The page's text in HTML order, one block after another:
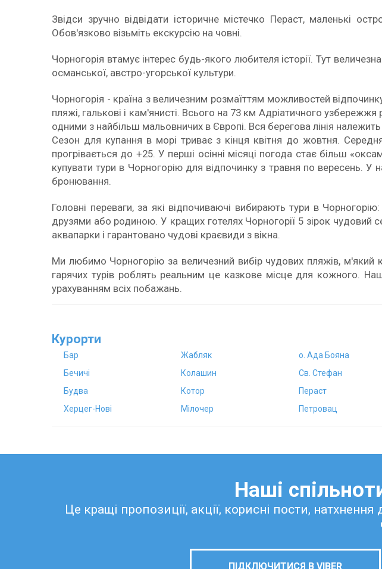
Звідси зручно відвідати історичне містечко Пераст, маленькі
Обов'язково візьміть екскурсію на човні.
Чорногорія втамує інтерес будь-якого любителя історії. Тут
османської, австро-угорської культури.
Чорногорія - країна з величезним розмаїттям можливостей
пляжі, галькові і кам'янисті. Всього на 73 км Адріатичного
одними з найбільш мальовничих в Європі. Вся берегова лінія
Сезон для купання в морі триває з кінця квітня до жовтня.
прогрівається до +25. У перші осінні місяці погода стає більш
купувати тури в Чорногорію для відпочинку з травня по вересень.
бронювання.
Головні переваги, за які відпочиваючі вибирають тури в
друзями або родиною. У кращих готелях Чорногорії 5 зірок чудовий
аквапарки і гарантовано чудові краєвиди з вікна.
Ми любимо Чорногорію за величезний вибір чудових пляжів, м'який
гарячих турів роблять реальним це казкове місце для кожного.
урахуванням всіх побажань.
Курорти
Бар
Бечичі
Будва
Херцег-Нові
Жабляк
Колашин
Котор
Мілочер
о. Ада Бояна
Св. Стефан
Пераст
Петровац
Наші
Це кращі пропозиції, акції, корисні пости,
ПІДКЛЮЧИТИСЯ В VIBER